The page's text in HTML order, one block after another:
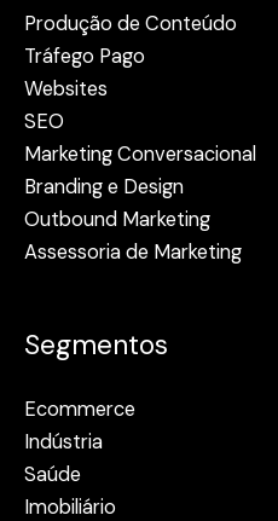
Produção de Conteúdo
Tráfego Pago
Websites
SEO
Marketing Conversacional
Branding e Design
Outbound Marketing
Assessoria de Marketing
Segmentos
Ecommerce
Indústria
Saúde
Imobiliário